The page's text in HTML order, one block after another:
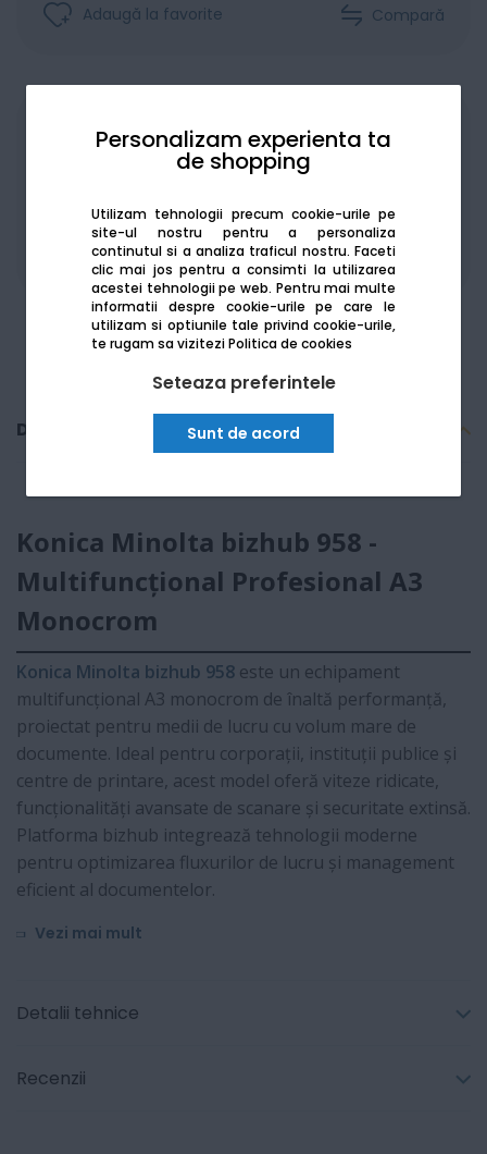
Personalizam experienta ta
de shopping
Utilizam tehnologii precum cookie-urile pe
site-ul nostru pentru a personaliza
continutul si a analiza traficul nostru. Faceti
clic mai jos pentru a consimti la utilizarea
acestei tehnologii pe web. Pentru mai multe
informatii despre cookie-urile pe care le
utilizam si optiunile tale privind cookie-urile,
te rugam sa viziteziPolitica de cookies
Seteaza preferintele
Sunt de acord
Adaugă la favorite Compară
Achiziționat în rate
De la: 2061.14Lei / lună Vezi detalii
Descriere
Konica Minolta bizhub 958 -
Multifuncțional Profesional A3
Monocrom
Konica Minolta bizhub 958 este un echipament
multifuncțional A3 monocrom de înaltă performanță,
proiectat pentru medii de lucru cu volum mare de
documente. Ideal pentru corporații, instituții publice și
centre de printare, acest model oferă viteze ridicate,
funcționalități avansate de scanare și securitate extinsă.
Platforma bizhub integrează tehnologii moderne
pentru optimizarea fluxurilor de lucru și management
eficient al documentelor.
Vezi mai mult
Detalii tehnice
Recenzii